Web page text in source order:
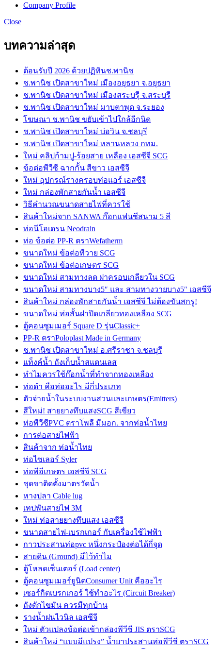
Company Profile
Close
บทความล่าสุด
ต้อนรับปี 2026 ด้วยปฏิทินช.พานิช
ช.พานิช เปิดสาขาใหม่ เมืองอยุธยา จ.อยุธยา
ช.พานิช เปิดสาขาใหม่ เมืองสระบรุี จ.สระบุรี
ช.พานิช เปิดสาขาใหม่ มาบตาพุด จ.ระยอง
โฆษณา ช.พานิช ขยับเข้าไปใกล้อีกนิด
ช.พานิช เปิดสาขาใหม่ บ่อวิน จ.ชลบุรี
ช.พานิช เปิดสาขาใหม่ หลานหลวง กทม.
ใหม่ คลิปก้ามปู-ร้อยสาย เหลือง เอสซีจี SCG
ข้อต่อพีวีซี ฉากกั้น สีขาว เอสซีจี
ใหม่ อุปกรณ์รางครอบท่อแอร์ เอสซีจี
ใหม่ กล่องพักสายกันน้ำ เอสซีจี
วิธีคำนวณขนาดสายไฟที่ควรใช้
สินค้าใหม่จาก SANWA ก๊อกแฟนซีสนาม 5 สี
ท่อนีโอเดรน Neodrain
ท่อ ข้อต่อ PP-R ตราWefatherm
ขนาดใหม่ ข้อต่อทีวาย SCG
ขนาดใหม่ ข้อต่อเกษตร SCG
ขนาดใหม่ สามทางลด ฝาครอบเกลียวใน SCG
ขนาดใหม่ สามทางบาง5″ และ สามทางวายบาง5″ เอสซีจี
สินค้าใหม่ กล่องพักสายกันน้ำ เอสซีจี ไม่ต้องขันสกรู!
ขนาดใหม่ ท่อสั้นฝาปิดเกลียวทองเหลือง SCG
ตู้คอนซูมเมอร์ Square D รุ่นClassic+
PP-R ตราPoloplast Made in Germany
ช.พานิช เปิดสาขาใหม่ อ.ศรีราชา จ.ชลบุรี
แท็งค์น้ำ ถังเก็บน้ำสแตนเลส
ทำไมควรใช้ก๊อกน้ำที่ทำจากทองเหลือง
ท่อดำ คือท่ออะไร มีกี่ประเภท
ตัวจ่ายน้ำในระบบงานสวนและเกษตร(Emitters)
สีใหม่! สายยางทึบแสงSCG สีเขียว
ท่อพีวีซีPVC ตราโพลี มีมอก. จากท่อน้ำไทย
การต่อสายไฟฟ้า
สินค้าจาก ท่อน้ำไทย
ท่อไซเลอร์ Syler
ท่อพีอีเกษตร เอสซีจี SCG
ชุดขาติดตั้งมาตรวัดน้ำ
หางปลา Cable lug
เทปพันสายไฟ 3M
ใหม่ ท่อสายยางทึบแสง เอสซีจี
ขนาดสายไฟ-เบรกเกอร์ กับเครื่องใช้ไฟฟ้า
กาวประสานท่อpvc หนึ่งกระป๋องต่อได้กี่จุด
สายดิน (Ground) มีไว้ทำไม
ตู้โหลดเซ็นเตอร์ (Load center)
ตู้คอนซูมเมอร์ยูนิตConsumer Unit คืออะไร
เซอร์กิตเบรกเกอร์ ใช้ทำอะไร (Circuit Breaker)
ถังดักไขมัน ควรมีทุกบ้าน
รางน้ำฝนไวนิล เอสซีจี
ใหม่ ตัวแปลงข้อต่อเข้ากล่องพีวีซี JIS ตราSCG
สินค้าใหม่ “แบบมีแปรง” น้ำยาประสานท่อพีวีซี ตราSCG